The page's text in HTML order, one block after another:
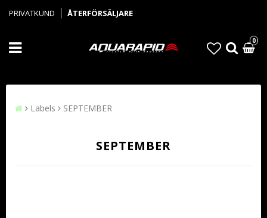
PRIVATKUND ÅTERFÖRSÄLJARE
0
Labels SEPTEMBER
SEPTEMBER